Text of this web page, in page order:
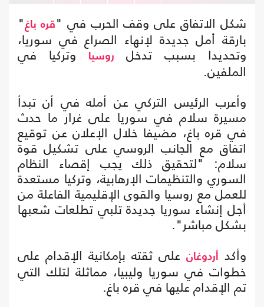
شكل الاتفاق على وقف الحرب في " قره باغ "
بارقة أمل جديدة لإنهاء الصراع في سوريا،
وتحديدا بسبب تدخل روسياوتركيا في
الملفين.
وأعرب الرئيس التركي عن أمله في أن تبدأ
مسيرة سلام في سوريا على غرار ما حدث
في قره باغ، مضيفا خلال الإعلان عن توقيع
اتفاق مع الجانب الروسي على تشكيل قوة
سلام: "لتحقيق ذلك يجب إقصاء النظام
السوري والتنظيمات الإرهابية، وتركيا مستعدة
للعمل مع روسيا والقوى الإقليمية الفاعلة من
أجل إنشاء سوريا جديدة تلبي تطلعات شعبها
بشكل مباشر".
وأكد
أردوغان
على ثقته بإمكانية الإقدام على
خطوات في سوريا وليبيا، مماثلة لتلك التي
تم الإقدام عليها في قره باغ.